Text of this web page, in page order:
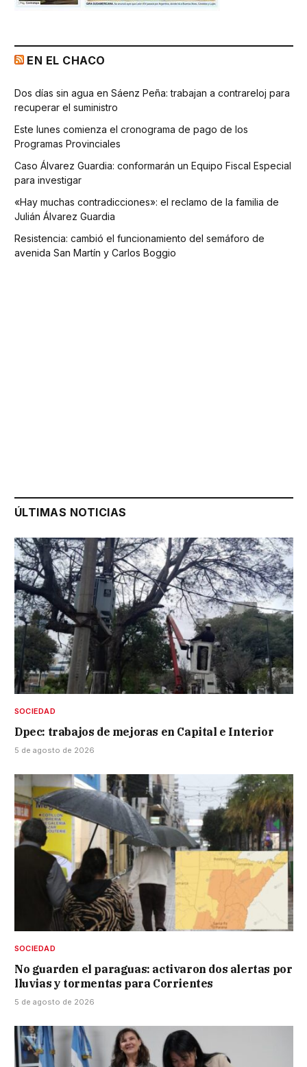
EN EL CHACO
Dos días sin agua en Sáenz Peña: trabajan a contrareloj para
recuperar el suministro
Este lunes comienza el cronograma de pago de los
Programas Provinciales
Caso Álvarez Guardia: conformarán un Equipo Fiscal Especial
para investigar
«Hay muchas contradicciones»: el reclamo de la familia de
Julián Álvarez Guardia
Resistencia: cambió el funcionamiento del semáforo de
avenida San Martín y Carlos Boggio
ÚLTIMAS NOTICIAS
SOCIEDAD
Dpec: trabajos de mejoras en Capital e Interior
5 de agosto de 2026
SOCIEDAD
No guarden el paraguas: activaron dos alertas por
lluvias y tormentas para Corrientes
5 de agosto de 2026